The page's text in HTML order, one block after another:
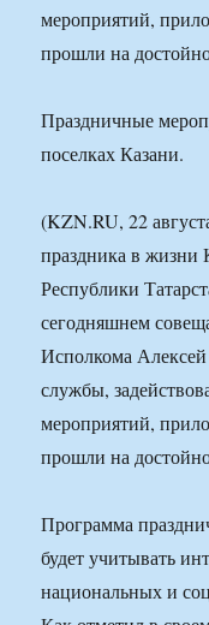
мероприятий,
прошли на
Праздничные
поселках Казани.
(KZN.RU, 22
праздника в
Республики
сегодняшнем
Исполкома
службы,
мероприятий,
прошли на
Программа
будет учитывать
национальных и